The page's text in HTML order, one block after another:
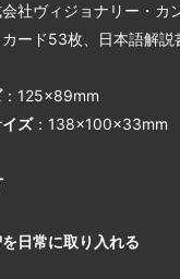
会社ヴィジョナリー・カ
カード53枚、日本語解
：125×89mm
ズ：138×100×33mm
日常に取り入れる